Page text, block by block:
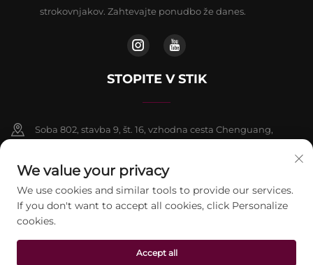
strokovnjakov. Zahtevajte ponudbo že danes.
STOPITE V STIK
Soba 802, stavba 9, št. 16, vzhodna cesta Chenguang,
+86-13911459627
[email protected]
Avtorske pravice © 2026 beijing Jontelaser Technology CO.,LTD. Vse
We value your privacy
We use cookies and similar tools to provide our services.
If you don't want to accept all cookies, click Personalize
cookies.
Accept all